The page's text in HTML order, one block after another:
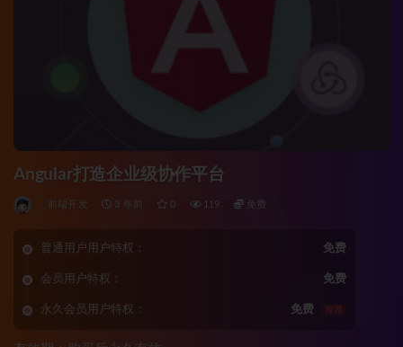
Angular打造企业级协作平台
前端开发 3 年前 0 119 免费
普通用户用户特权： 免费
会员用户特权： 免费
永久会员用户特权： 免费 推荐